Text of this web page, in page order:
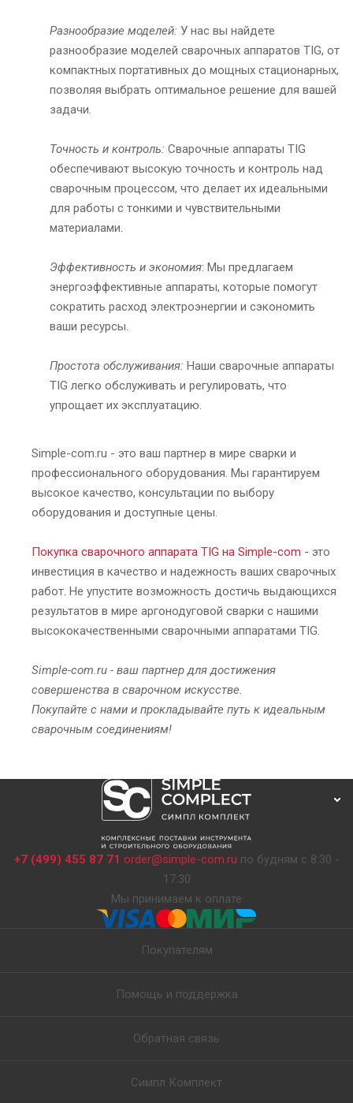
Разнообразие моделей: У нас вы найдете
разнообразие моделей сварочных аппаратов TIG, от
компактных портативных до мощных стационарных,
позволяя выбрать оптимальное решение для вашей
задачи.
Точность и контроль: Сварочные аппараты TIG
обеспечивают высокую точность и контроль над
сварочным процессом, что делает их идеальными
для работы с тонкими и чувствительными
материалами.
Эффективность и экономия: Мы предлагаем
энергоэффективные аппараты, которые помогут
сократить расход электроэнергии и сэкономить
ваши ресурсы.
Простота обслуживания: Наши сварочные аппараты
TIG легко обслуживать и регулировать, что
упрощает их эксплуатацию.
Simple-com.ru - это ваш партнер в мире сварки и
профессионального оборудования. Мы гарантируем
высокое качество, консультации по выбору
оборудования и доступные цены.
Покупка сварочного аппарата TIG на Simple-com - это
инвестиция в качество и надежность ваших сварочных
работ. Не упустите возможность достичь выдающихся
результатов в мире аргонодуговой сварки с нашими
высококачественными сварочными аппаратами TIG.
Simple-com.ru - ваш партнер для достижения
совершенства в сварочном искусстве.
Покупайте с нами и прокладывайте путь к идеальным
сварочным соединениям!
+7 (499) 455 87 71 order@simple-com.ru по будням с 8:30 -
17:30
Мы принимаем к оплате
Покупателям
Помощь и поддержка
Обратная связь
Симпл Комплект